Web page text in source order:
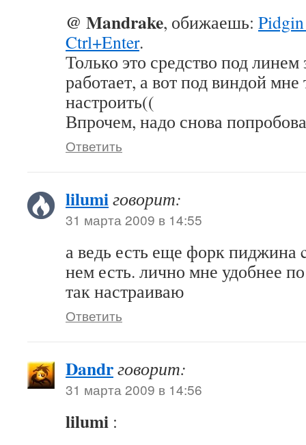
@ Mandrake, обижаешь:
Ctrl+Enter.
Только это средство под линем
работает, а вот под виндой мне
настроить((
Впрочем, надо снова
Ответить
lilumiговорит:
31 марта 2009 в 14:55
а ведь есть еще форк
нем есть. лично мне удобнее
так настраиваю
Ответить
Dandrговорит:
31 марта 2009 в 14:56
lilumi :